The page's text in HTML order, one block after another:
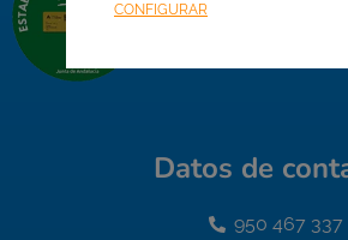
Datos de
950 467 337
CONFIGURAR